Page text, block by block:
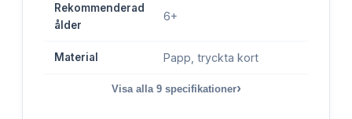
Rekommenderad
ålder
6+
Material Papp, tryckta kort
Visa alla 9specifikationer›